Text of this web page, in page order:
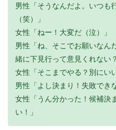
男性「そうなんだよ。いつも
（笑）」
女性「ねー！大変だ（泣）」
男性「ね、そこでお願いなん
緒に下見行って意見くれない？
女性「そこまでやる？別にい
男性「よし決まり！失敗でき
女性「うん分かった！候補決
い！」